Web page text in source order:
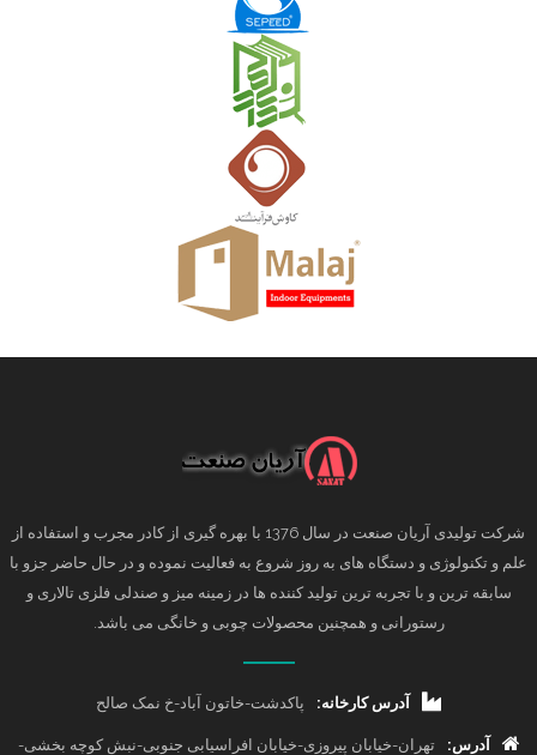
شرکت تولیدی آریان صنعت در سال 1376 با بهره گیری از کادر مجرب و استفاده از
علم و تکنولوژی و دستگاه های به روز شروع به فعالیت نموده و در حال حاضر جزو با
سابقه ترین و با تجربه ترین تولید کننده ها در زمینه میز و صندلی فلزی تالاری و
رستورانی و همچنین محصولات چوبی و خانگی می باشد.
آدرس کارخانه: پاکدشت-خاتون آباد-خ نمک صالح
آدرس:
تهران-خیابان پیروزی-خیابان افراسیابی جنوبی-نبش کوچه بخشی-